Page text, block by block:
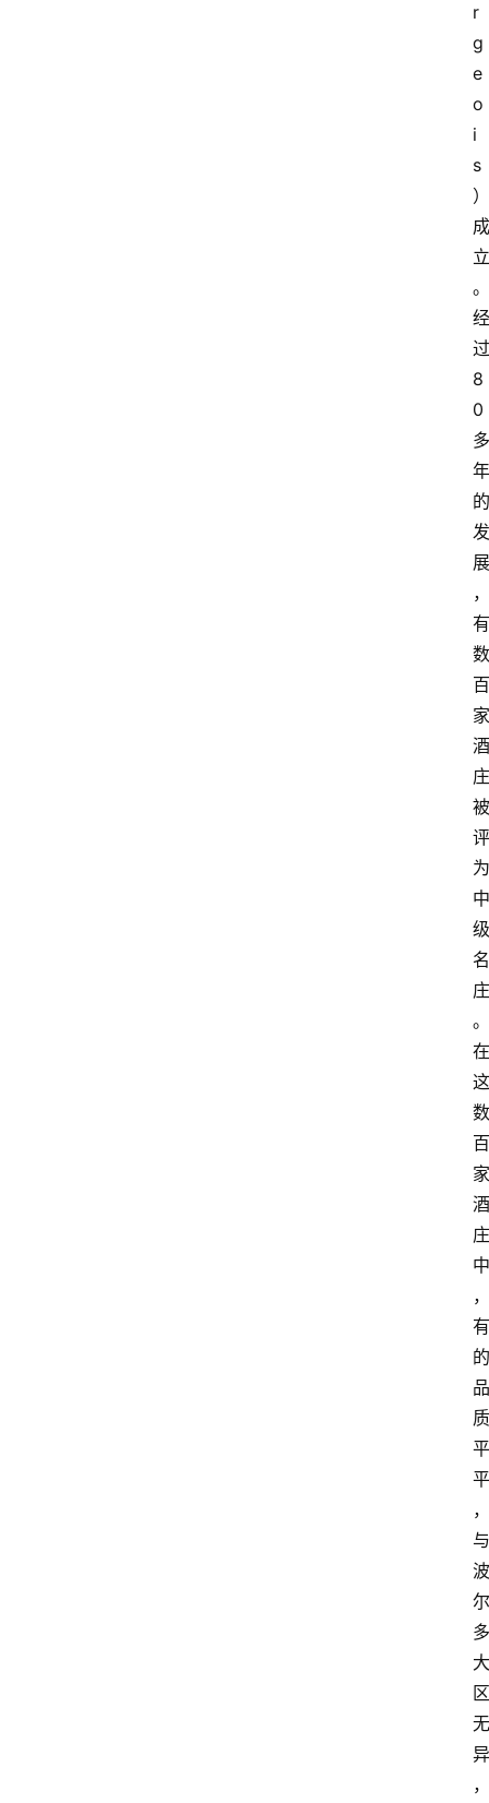
r
g
e
o
i
s
）
成
立
。
经
过
8
0
多
年
的
发
展
，
有
数
百
家
酒
庄
被
评
为
中
级
名
庄
。
在
这
数
百
家
酒
庄
中
，
有
的
品
质
平
平
，
与
波
尔
多
大
区
无
异
，